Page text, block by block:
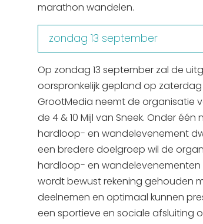
marathon wandelen.
zondag 13 september
Op zondag 13 september zal de
oorspronkelijk gepland op
GrootMedia neemt de organisatie
de 4 & 10 Mijl van Sneek. Onder
hardloop- en wandelevenement
een bredere doelgroep wil de
hardloop- en wandelevenementen
wordt bewust rekening gehouden
deelnemen en optimaal kunnen
een sportieve en sociale afsluiting